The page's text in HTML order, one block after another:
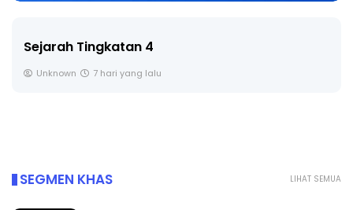
LIVE
🔴 [LIVE] PRINSIP PERAKAUNAN, BEDAH TUNTAS
LIHAT SEMUA
SEGMEN KHAS